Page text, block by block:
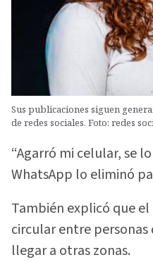
Sus publicaciones siguen
de redes sociales. Foto: redes
“Agarró mi celular, se
WhatsApp lo eliminó
También explicó que
circular entre
llegar a otras zonas.